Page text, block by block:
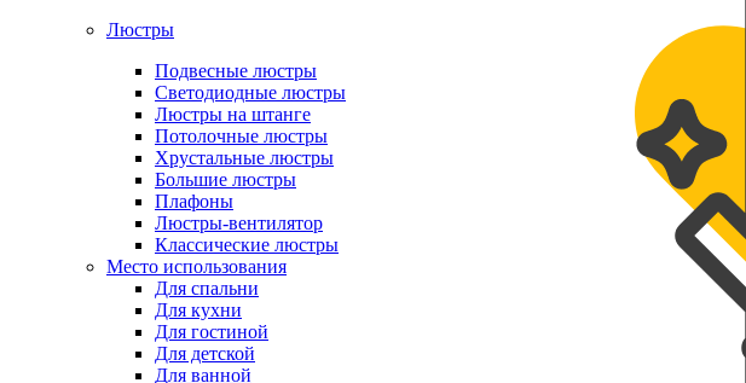
Люстры
Подвесные люстры
Светодиодные люстры
Люстры на штанге
Потолочные люстры
Хрустальные люстры
Большие люстры
Плафоны
Люстры-вентилятор
Классические люстры
Место использования
Для спальни
Для кухни
Для гостиной
Для детской
Для ванной